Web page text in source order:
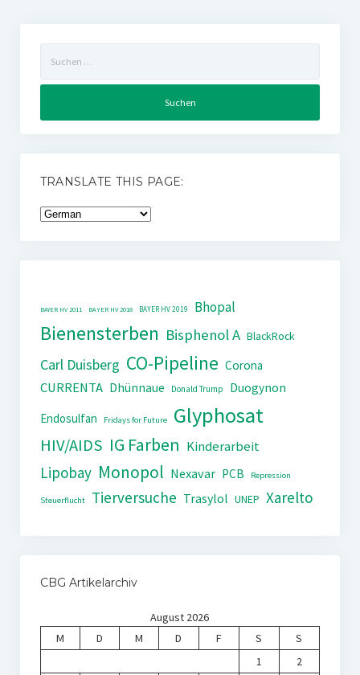
nach:
TRANSLATE THIS PAGE:
BAYER HV 2011 BAYER HV 2018 BAYER HV 2019 Bhopal
Bienensterben Bisphenol A BlackRock
Carl Duisberg CO-Pipeline Corona
CURRENTA Dhünnaue Donald Trump
Duogynon
Endosulfan
Fridays for Future Glyphosat
HIV/AIDS IG Farben Kinderarbeit
Lipobay Monopol Nexavar PCB Repression
Steuerflucht Tierversuche Trasylol UNEP Xarelto
CBG Artikelarchiv
August 2026
M
D M D F S
S
1
2